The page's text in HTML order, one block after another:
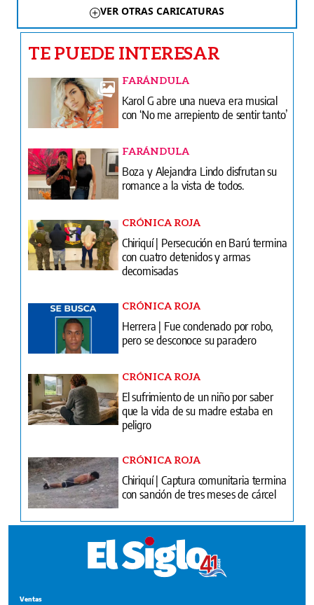
VER OTRAS CARICATURAS
TE PUEDE INTERESAR
FARÁNDULA
Karol G abre una nueva era musical
con ‘No me arrepiento de sentir tanto’
FARÁNDULA
Boza y Alejandra Lindo disfrutan su
romance a la vista de todos.
CRÓNICA ROJA
Chiriquí | Persecución en Barú termina
con cuatro detenidos y armas
decomisadas
CRÓNICA ROJA
Herrera | Fue condenado por robo,
pero se desconoce su paradero
CRÓNICA ROJA
El sufrimiento de un niño por saber
que la vida de su madre estaba en
peligro
CRÓNICA ROJA
Chiriquí | Captura comunitaria termina
con sanción de tres meses de cárcel
Ventas